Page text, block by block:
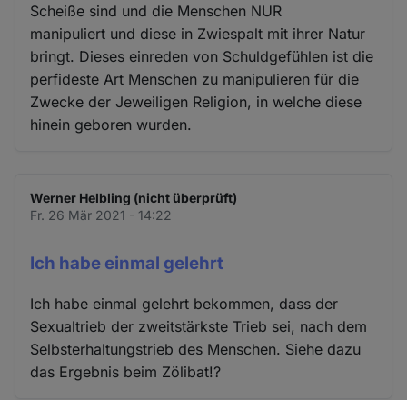
Scheiße sind und die Menschen NUR
manipuliert und diese in Zwiespalt mit ihrer Natur
bringt. Dieses einreden von Schuldgefühlen ist die
perfideste Art Menschen zu manipulieren für die
Zwecke der Jeweiligen Religion, in welche diese
hinein geboren wurden.
Werner Helbling (nicht überprüft)
Fr. 26 Mär 2021 - 14:22
Ich habe einmal gelehrt
Ich habe einmal gelehrt bekommen, dass der
Sexualtrieb der zweitstärkste Trieb sei, nach dem
Selbsterhaltungstrieb des Menschen. Siehe dazu
das Ergebnis beim Zölibat!?